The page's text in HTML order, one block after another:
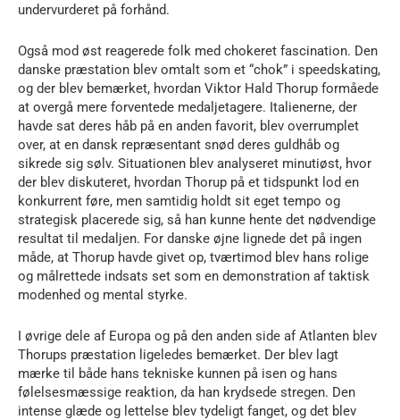
undervurderet på forhånd.
Også mod øst reagerede folk med chokeret fascination. Den
danske præstation blev omtalt som et “chok” i speedskating,
og der blev bemærket, hvordan Viktor Hald Thorup formåede
at overgå mere forventede medaljetagere. Italienerne, der
havde sat deres håb på en anden favorit, blev overrumplet
over, at en dansk repræsentant snød deres guldhåb og
sikrede sig sølv. Situationen blev analyseret minutiøst, hvor
der blev diskuteret, hvordan Thorup på et tidspunkt lod en
konkurrent føre, men samtidig holdt sit eget tempo og
strategisk placerede sig, så han kunne hente det nødvendige
resultat til medaljen. For danske øjne lignede det på ingen
måde, at Thorup havde givet op, tværtimod blev hans rolige
og målrettede indsats set som en demonstration af taktisk
modenhed og mental styrke.
I øvrige dele af Europa og på den anden side af Atlanten blev
Thorups præstation ligeledes bemærket. Der blev lagt
mærke til både hans tekniske kunnen på isen og hans
følelsesmæssige reaktion, da han krydsede stregen. Den
intense glæde og lettelse blev tydeligt fanget, og det blev